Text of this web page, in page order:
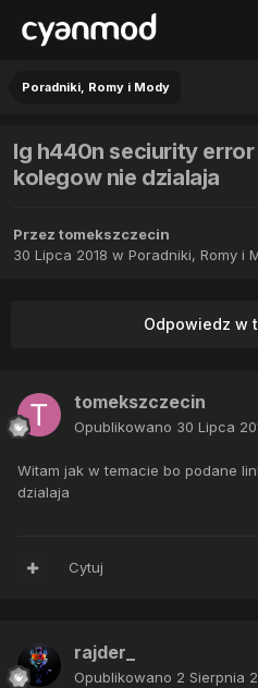
Poradniki, Romy i Mody
lg h440n seciurity
kolegow nie dzialaja
Przez tomekszczecin
30 Lipca 2018 w Poradniki, Romy i
Odpowiedz w
tomekszczecin
Opublikowano 30 Lipca
Witam jak w temacie bo podane
dzialaja
Cytuj
rajder_
Opublikowano 2 Sierpnia